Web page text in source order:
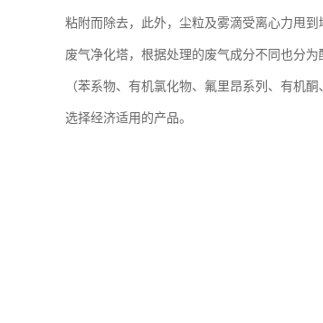
粘附而除去，此外，尘粒及雾滴受离心力甩
废气净化塔，根据处理的废气成分不同也分
（苯系物、有机氯化物、氟里昂系列、有机
选择经济适用的产品。